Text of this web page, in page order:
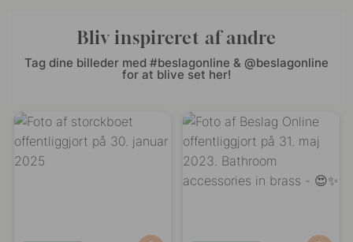
Bliv inspireret af andre
Tag dine billeder med #beslagonline & @beslagonline
for at blive set her!